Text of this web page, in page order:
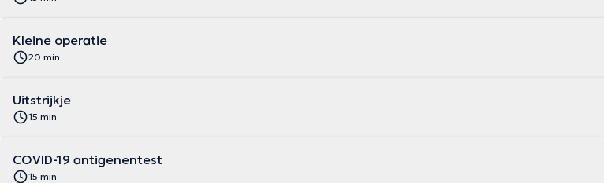
Kleine operatie
20 min
Uitstrijkje
15 min
COVID-19 antigenentest
15 min